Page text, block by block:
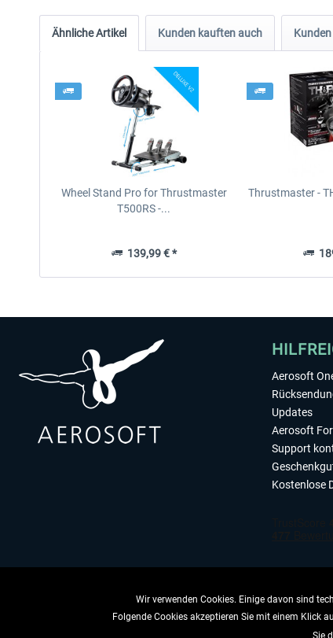
Ähnliche Artikel Kunden kauften auch
Wheel Stand Pro for Thrustmaster
T500RS -...
139,99 € *
Thrustmaster -
Aerosoft
Updates
Aerosoft
Support
Kostenlose
Wir verwenden Cookies. Einige davon sind
Folgende Cookies akzeptieren Sie mit einem Klick
Sie